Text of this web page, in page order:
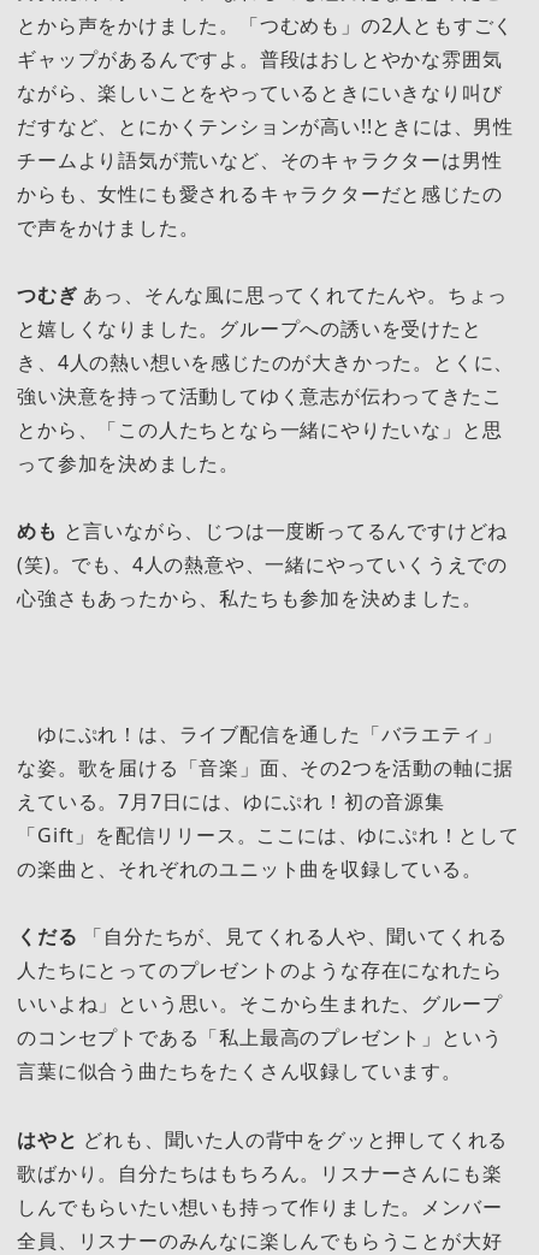
とから声をかけました。「つむめも」の2人ともすごく
ギャップがあるんですよ。普段はおしとやかな雰囲気
ながら、楽しいことをやっているときにいきなり叫び
だすなど、とにかくテンションが高い!!ときには、男性
チームより語気が荒いなど、そのキャラクターは男性
からも、女性にも愛されるキャラクターだと感じたの
で声をかけました。
つむぎ あっ、そんな風に思ってくれてたんや。ちょっ
と嬉しくなりました。グループへの誘いを受けたと
き、4人の熱い想いを感じたのが大きかった。とくに、
強い決意を持って活動してゆく意志が伝わってきたこ
とから、「この人たちとなら一緒にやりたいな」と思
って参加を決めました。
めも と言いながら、じつは一度断ってるんですけどね
(笑)。でも、4人の熱意や、一緒にやっていくうえでの
心強さもあったから、私たちも参加を決めました。
ゆにぷれ！は、ライブ配信を通した「バラエティ」
な姿。歌を届ける「音楽」面、その2つを活動の軸に据
えている。7月7日には、ゆにぷれ！初の音源集
「Gift」を配信リリース。ここには、ゆにぷれ！として
の楽曲と、それぞれのユニット曲を収録している。
くだる 「自分たちが、見てくれる人や、聞いてくれる
人たちにとってのプレゼントのような存在になれたら
いいよね」という思い。そこから生まれた、グループ
のコンセプトである「私上最高のプレゼント」という
言葉に似合う曲たちをたくさん収録しています。
はやと どれも、聞いた人の背中をグッと押してくれる
歌ばかり。自分たちはもちろん。リスナーさんにも楽
しんでもらいたい想いも持って作りました。メンバー
全員、リスナーのみんなに楽しんでもらうことが大好